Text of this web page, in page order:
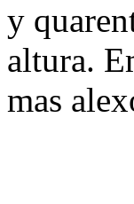
y
altura.
mas